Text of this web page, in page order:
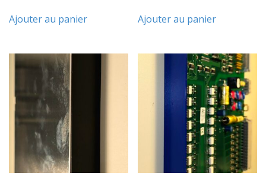
Ajouter au panier Ajouter au panier